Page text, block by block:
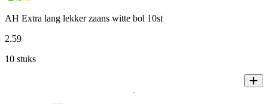
AH Extra lang lekker zaans witte bol 10st
2.59
10 stuks